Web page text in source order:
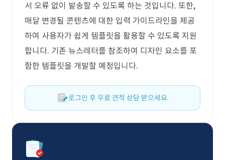
서 오류 없이 발송할 수 있도록 하는 것입니다. 또한,
매달 변경될 콘텐츠에 대한 입력 가이드라인을 제공
하여 사용자가 쉽게 템플릿을 활용할 수 있도록 지원
합니다. 기존 뉴스레터를 참조하여 디자인 요소를 포
함한 템플릿을 개발할 예정입니다.
로그인 후 무료 견적 상담 받으세요.